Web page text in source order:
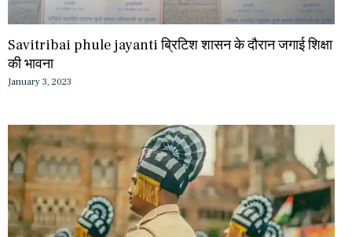
Savitribai phule jayanti ब्रिटिश शासन के दौरान जगाई शिक्षा
की भावना
January 3, 2023